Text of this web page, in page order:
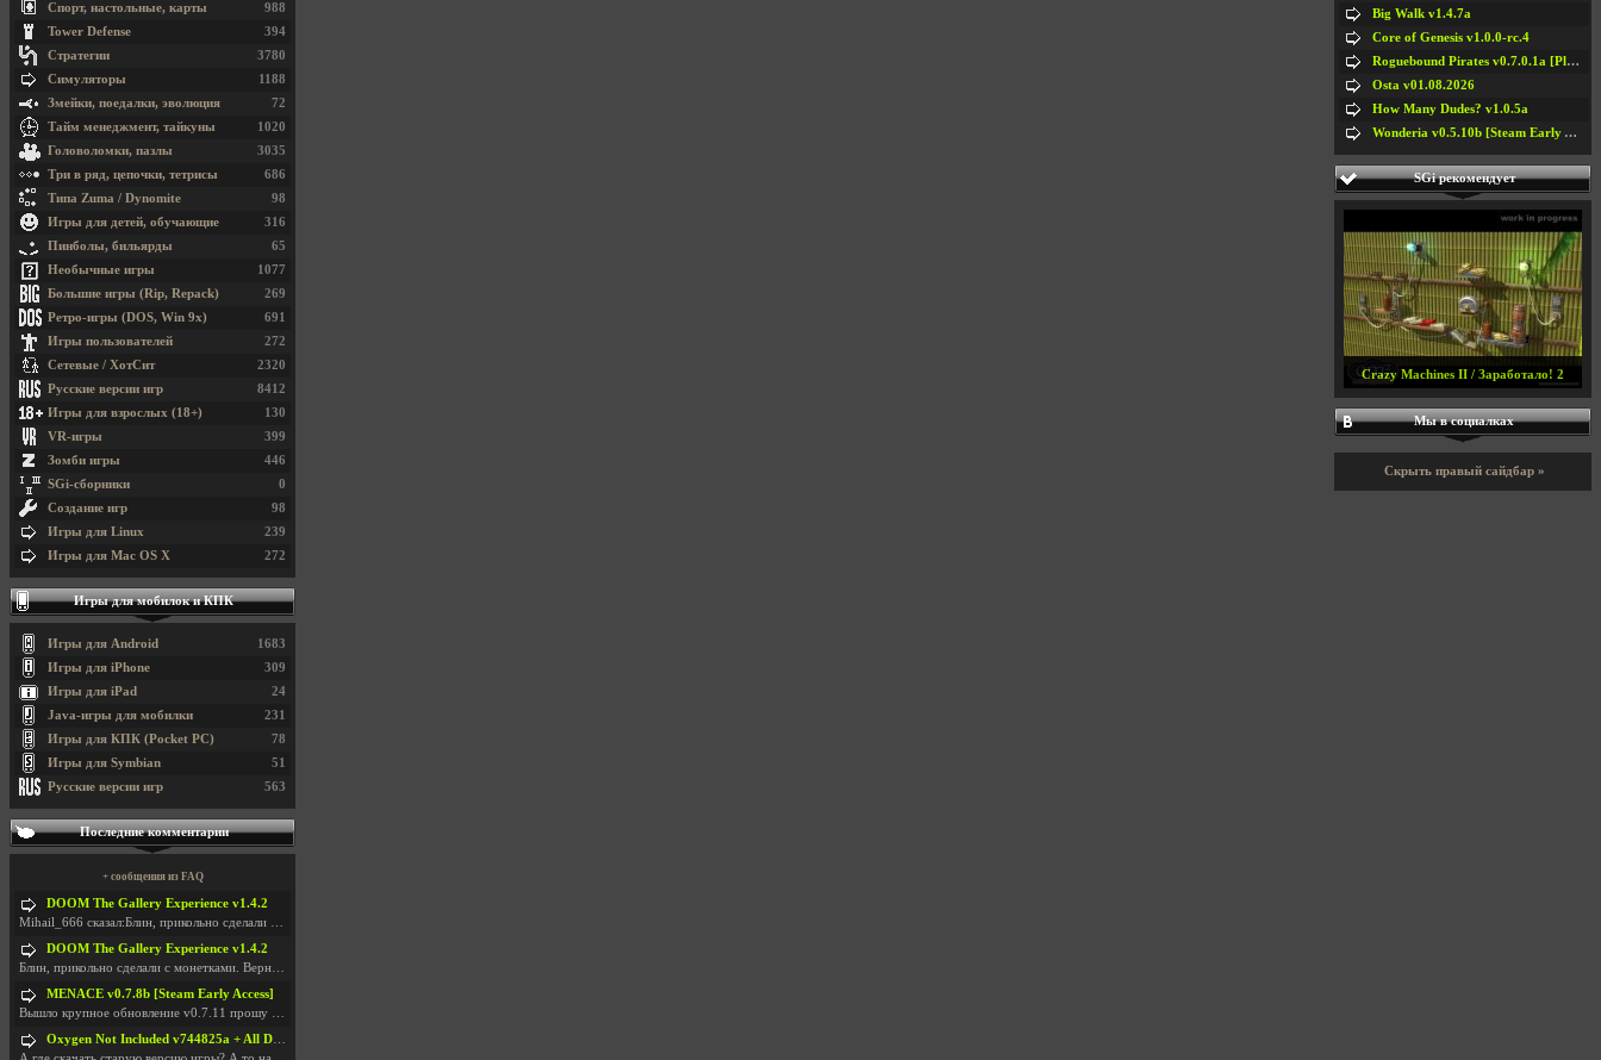
988
Спорт, настольные, карты
394
Tower Defense
3780
Стратегии
1188
Симуляторы
72
Змейки, поедалки, эволюция
1020
Тайм менеджмент, тайкуны
3035
Головоломки, пазлы
686
Три в ряд, цепочки, тетрисы
98
Типа Zuma / Dynomite
316
Игры для детей, обучающие
65
Пинболы, бильярды
1077
Необычные игры
269
Большие игры (Rip, Repack)
691
Ретро-игры (DOS, Win 9x)
272
Игры пользователей
2320
Сетевые / ХотСит
8412
Русские версии игр
130
Игры для взрослых (18+)
399
VR-игры
446
Зомби игры
0
SGi-сборники
98
Создание игр
239
Игры для Linux
272
Игры для Mac OS X
Игры для мобилок и КПК
1683
Игры для Android
309
Игры для iPhone
24
Игры для iPad
231
Java-игры для мобилки
78
Игры для КПК (Pocket PC)
51
Игры для Symbian
563
Русские версии игр
Последние комментарии
+ сообщения из FAQ
DOOM The Gallery Experience v1.4.2
Mihail_666 сказал:Блин, прикольно сделали с монетк
DOOM The Gallery Experience v1.4.2
Блин, прикольно сделали с монетками. Вернулся в св
MENACE v0.7.8b [Steam Early Access]
Вышло крупное обновление v0.7.11 прошу обновить
Oxygen Not Included v744825a + All DLC
Big Walk v1.4.7a
Core of Genesis v1.0.0-rc.4
Roguebound Pirates v0.7.0.1a [Playtest]
Osta v01.08.2026
How Many Dudes? v1.0.5a
Wonderia v0.5.10b [Steam Early Access]
SGi рекомендует
Crazy Machines II / Заработало! 2
Мы в социалках
Скрыть правый сайдбар »